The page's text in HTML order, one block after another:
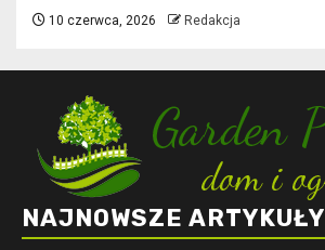
10 czerwca, 2026 Redakcja
NAJNOWSZE ARTYKUŁY